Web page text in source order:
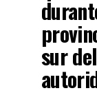
sur